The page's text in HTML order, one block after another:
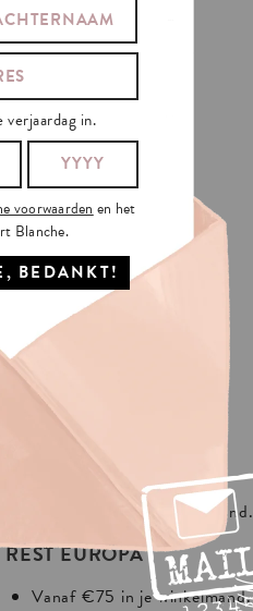
In Europa:
Vanaf €30 in je winkelmand.
REST EUROPA
Vanaf €75 in je winkelmand.
in.
voorwaarden en het
Blanche.